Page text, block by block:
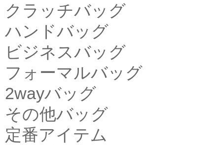
クラッチバッグ
ハンドバッグ
ビジネスバッグ
フォーマルバッグ
2wayバッグ
その他バッグ
定番アイテム